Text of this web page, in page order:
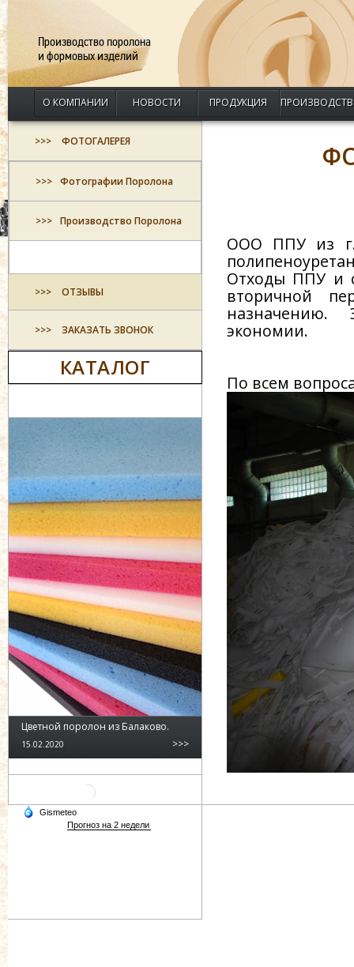
Производство поролона
и формовых изделий
О КОМПАНИИ НОВОСТИ ПРОДУКЦИЯ
ООО ППУ из г.
Отходы ППУ и
вторичной
назначению.
экономии.
По всем
ФОТОГАЛЕРЕЯ
Фотографии Поролона
Производство Поролона
ОТЗЫВЫ
ЗАКАЗАТЬ ЗВОНОК
КАТАЛОГ
Цветной поролон из Балаково.
15.02.2020 >>>